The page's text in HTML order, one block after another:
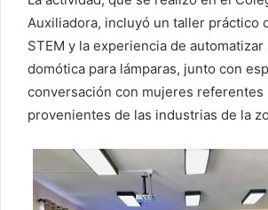
Auxiliadora, incluyó un taller práctico
STEM y la experiencia de automatizar
domótica para lámparas, junto con
conversación con mujeres referentes
provenientes de las industrias de la